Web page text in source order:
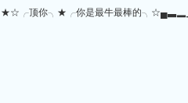
★☆╭顶你╮★╭你是最牛最棒的